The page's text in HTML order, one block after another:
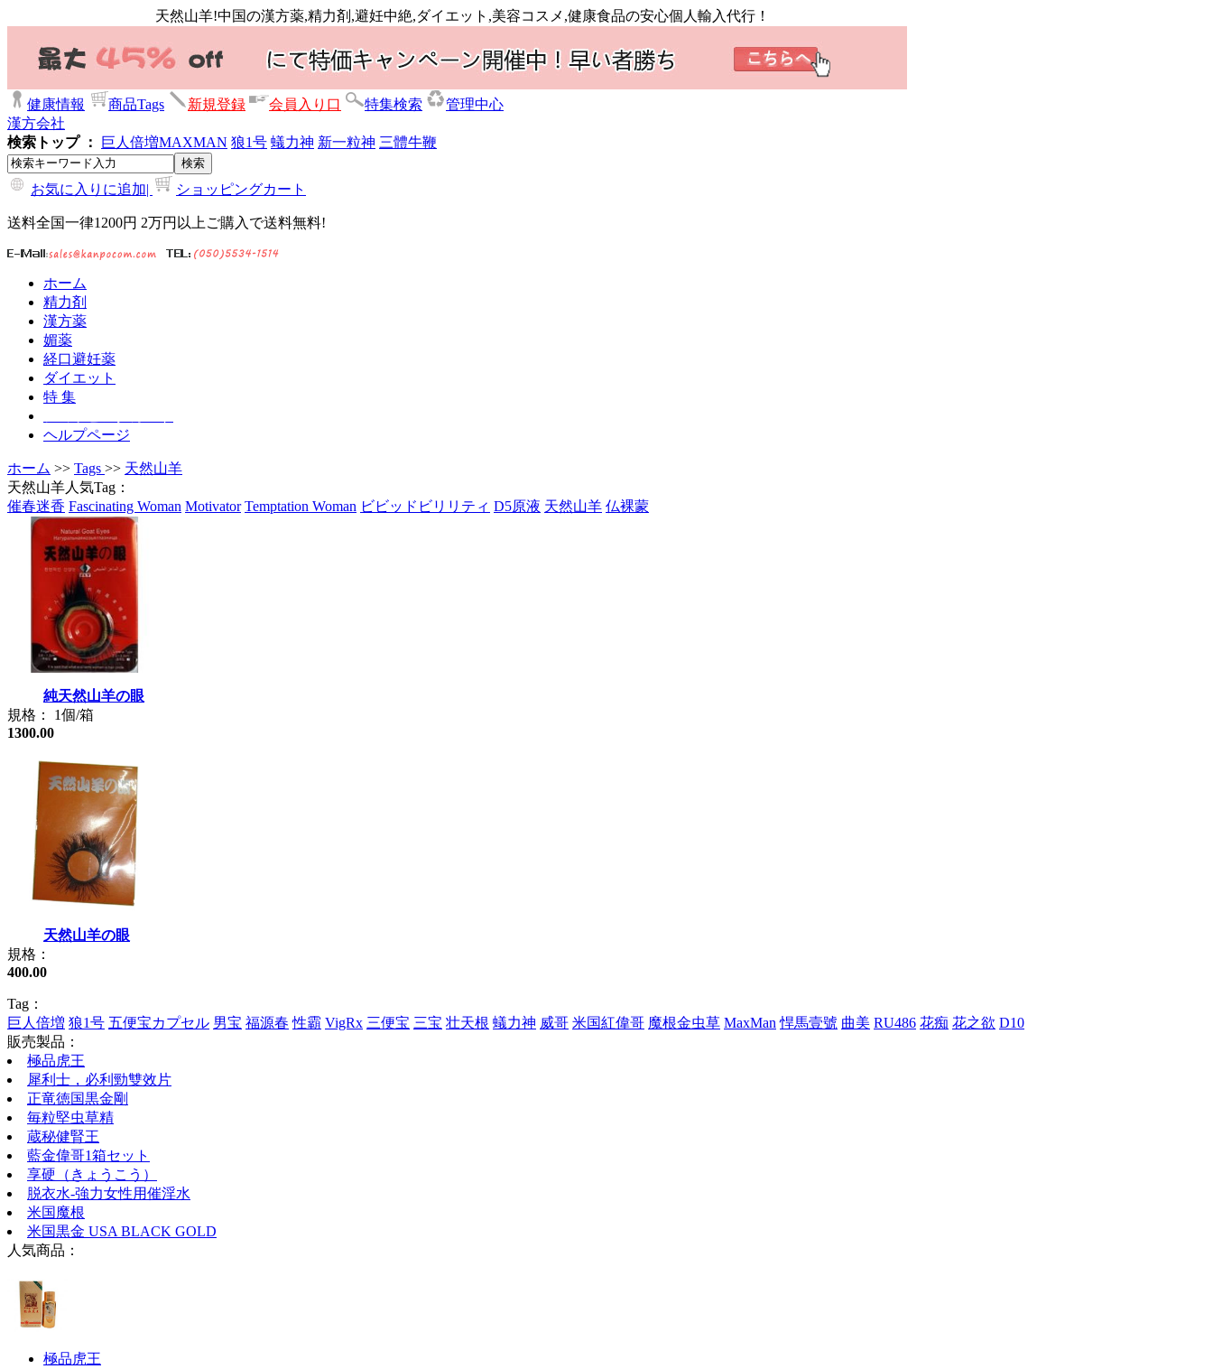
天然山羊!中国の漢方薬,精力剤,避妊中絶,ダイエット,美容コスメ,健康食品の安心個人輸入代行！
健康情報 商品Tags 新規登録 会員入り口 特集検索
管理中心
漢方会社
検索トップ ：
巨人倍増MAXMAN 狼1号 蟻力神 新一粒神 三體牛鞭
お気に入りに追加| ショッピングカート
送料全国一律1200円 2万円以上ご購入で送料無料!
ホーム
精力剤
漢方薬
媚薬
経口避妊薬
ダイエット
特 集
ヘルプページ
ホーム >> Tags >> 天然山羊
天然山羊人気Tag：
催春迷香 Fascinating Woman Motivator Temptation Woman ビビッドビリリティ D5原液 天然山羊 仏裸蒙
純天然山羊の眼
規格： 1個/箱
1300.00
天然山羊の眼
規格：
400.00
Tag：
巨人倍増 狼1号 五便宝カプセル 男宝 福源春 性霸 VigRx 三便宝 三宝 壮天根 蟻力神 威哥 米国紅偉哥 魔根金虫草 MaxMan 悍馬壹號 曲美 RU486 花痴 花之欲 D10
販売製品：
極品虎王
犀利士，必利勁雙效片
正竜徳国黒金剛
毎粒堅虫草精
蔵秘健腎王
藍金偉哥1箱セット
享硬（きょうこう）
脱衣水-強力女性用催淫水
米国魔根
米国黒金 USA BLACK GOLD
人気商品：
極品虎王